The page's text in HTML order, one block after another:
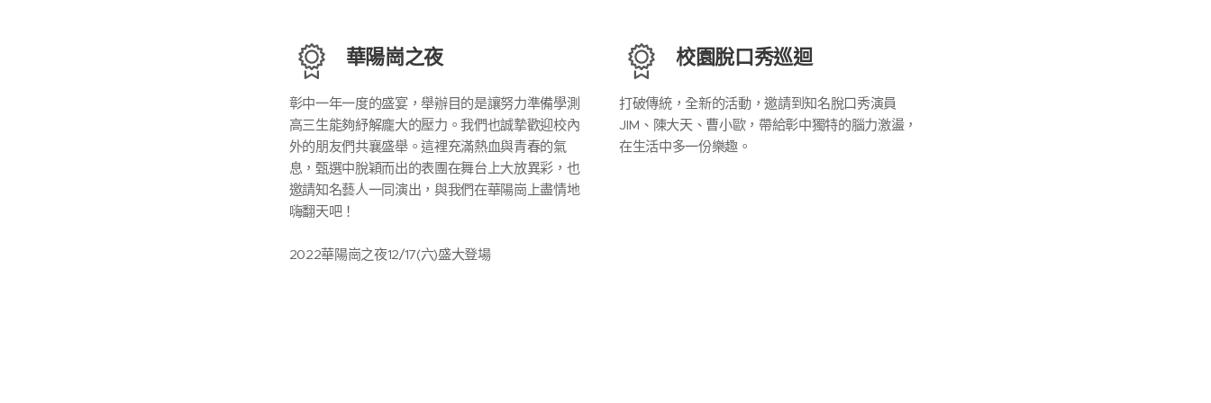
華陽崗之夜
彰中一年一度的盛宴，舉辦目的是讓努力準備學測
高三生能夠紓解龐大的壓力。我們也誠摯歡迎校內
外的朋友們共襄盛舉。這裡充滿熱血與青春的氣
息，甄選中脫穎而出的表團在舞台上大放異彩，也
邀請知名藝人一同演出，與我們在華陽崗上盡情地
嗨翻天吧！
2022華陽崗之夜12/17(六)盛大登場
校園脫口秀巡迴
打破傳統，全新的活動，邀請到知名脫口秀演員
JIM、陳大天、曹小歐，帶給彰中獨特的腦力激盪，
在生活中多一份樂趣。